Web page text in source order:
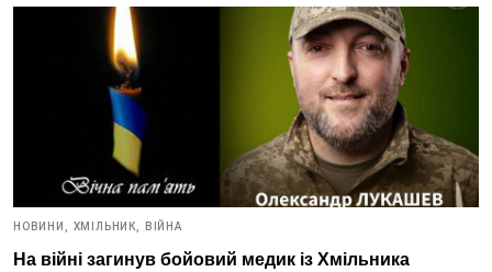
НОВИНИ, ХМІЛЬНИК, ВІЙНА
На війні загинув бойовий медик із Хмільника